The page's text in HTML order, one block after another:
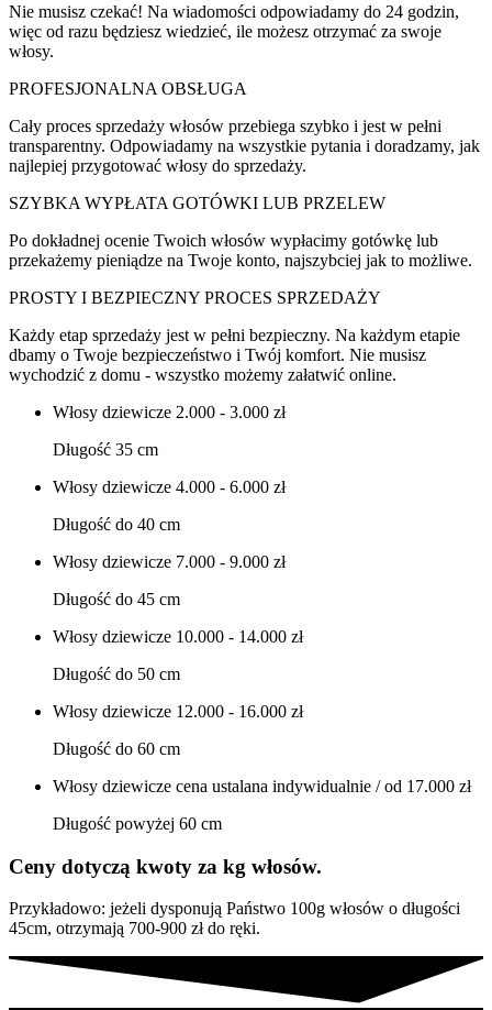
Nie musisz czekać! Na wiadomości odpowiadamy do 24 godzin,
więc od razu będziesz wiedzieć, ile możesz otrzymać za swoje
włosy.
PROFESJONALNA OBSŁUGA
Cały proces sprzedaży włosów przebiega szybko i jest w pełni
transparentny. Odpowiadamy na wszystkie pytania i doradzamy, jak
najlepiej przygotować włosy do sprzedaży.
SZYBKA WYPŁATA GOTÓWKI LUB PRZELEW
Po dokładnej ocenie Twoich włosów wypłacimy gotówkę lub
przekażemy pieniądze na Twoje konto, najszybciej jak to możliwe.
PROSTY I BEZPIECZNY PROCES SPRZEDAŻY
Każdy etap sprzedaży jest w pełni bezpieczny. Na każdym etapie
dbamy o Twoje bezpieczeństwo i Twój komfort. Nie musisz
wychodzić z domu - wszystko możemy załatwić online.
Włosy dziewicze 2.000 - 3.000 zł
Długość 35 cm
Włosy dziewicze 4.000 - 6.000 zł
Długość do 40 cm
Włosy dziewicze 7.000 - 9.000 zł
Długość do 45 cm
Włosy dziewicze 10.000 - 14.000 zł
Długość do 50 cm
Włosy dziewicze 12.000 - 16.000 zł
Długość do 60 cm
Włosy dziewicze cena ustalana indywidualnie / od 17.000 zł
Długość powyżej 60 cm
Ceny dotyczą kwoty za kg włosów.
Przykładowo: jeżeli dysponują Państwo 100g włosów o długości
45cm, otrzymają 700-900 zł do ręki.